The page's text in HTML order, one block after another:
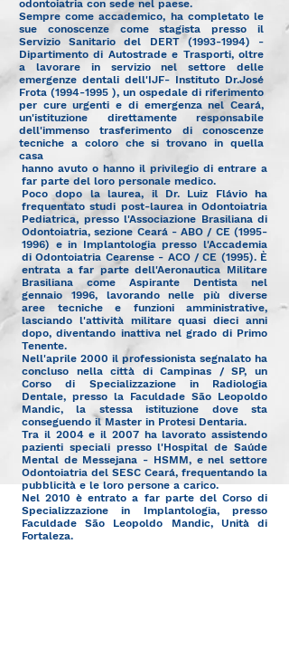
odontoiatria con sede nel paese.
Sempre come accademico, ha completato le
sue conoscenze come stagista presso il
Servizio Sanitario del DERT(1993-1994) -
Dipartimento di Autostrade e Trasporti, oltre
a lavorare in servizio nel settore delle
emergenze dentali dell'IJF- Instituto Dr.José
Frota (1994-1995 ), un ospedale di riferimento
per cure urgenti e di emergenza nel Ceará,
un'istituzione direttamente responsabile
dell'immenso trasferimento di conoscenze
tecniche a coloro che si trovano in quella
casa
hanno avuto o hanno il privilegio di entrare a
far parte del loro personale medico.
Poco dopo la laurea, il Dr. Luiz Flávio ha
frequentato studi post-laurea in Odontoiatria
Pediatrica, presso l'Associazione Brasiliana di
Odontoiatria, sezione Ceará - ABO / CE (1995-
1996) e in Implantologia presso l'Accademia
di Odontoiatria Cearense - ACO / CE (1995). È
entrata a far parte dell'Aeronautica Militare
Brasiliana come Aspirante Dentista nel
gennaio 1996, lavorando nelle più diverse
aree tecniche e funzioni amministrative,
lasciando l'attività militare quasi dieci anni
dopo, diventando inattiva nel grado di Primo
Tenente.
Nell'aprile 2000 il professionista segnalato ha
concluso nella città di Campinas / SP, un
Corso di Specializzazione in Radiologia
Dentale, presso la Faculdade São Leopoldo
Mandic, la stessa istituzione dove sta
conseguendo il Master in Protesi Dentaria.
Tra il 2004 e il 2007 ha lavorato assistendo
pazienti speciali presso l'Hospital de Saúde
Mental de Messejana - HSMM, e nel settore
Odontoiatria del SESC Ceará, frequentando la
pubblicità e le loro persone a carico.
Nel 2010 è entrato a far parte del Corso di
Specializzazione in Implantologia, presso
Faculdade São Leopoldo Mandic, Unità di
Fortaleza.